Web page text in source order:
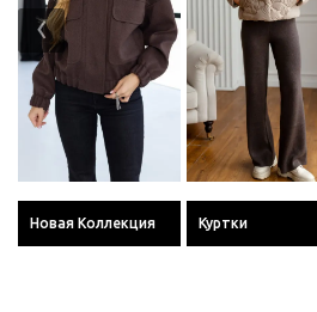
Новая Коллекция Куртки
‹